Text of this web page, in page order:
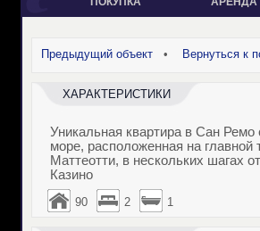
Предыдущий объект• Вернуться к
ХАРАКТЕРИСТИКИ
Уникальная квартира в Сан
море, расположенная на главной
Маттеотти, в нескольких шагах
Казино
90 2 1